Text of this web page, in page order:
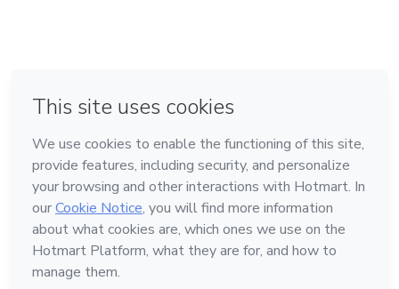
Feito com ❤ em Bogotá
Conheça a Hotmart
Idioma
Português